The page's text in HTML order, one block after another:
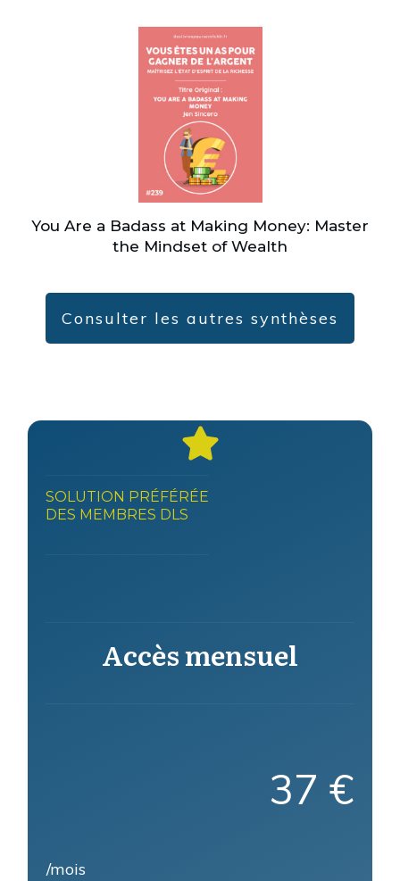
You Are a Badass at Making Money: Master
the Mindset of Wealth
Consulter les autres synthèses
SOLUTION PRÉFÉRÉE
DES MEMBRES DLS
Accès mensuel
37 €
/mois